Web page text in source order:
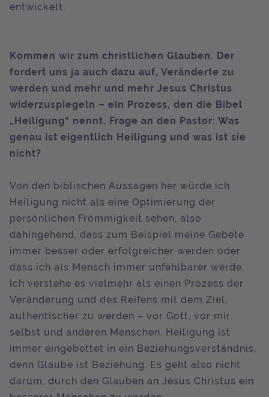
entwickelt.
Kommen wir zum christlichen Glauben. Der
fordert uns ja auch dazu auf, Veränderte zu
werden und mehr und mehr Jesus Christus
widerzuspiegeln – ein Prozess, den die Bibel
„Heiligung“ nennt. Frage an den Pastor: Was
genau ist eigentlich Heiligung und was ist sie
nicht?
Von den biblischen Aussagen her würde ich
Heiligung nicht als eine Optimierung der
persönlichen Frömmigkeit sehen, also
dahingehend, dass zum Beispiel meine Gebete
immer besser oder erfolgreicher werden oder
dass ich als Mensch immer unfehlbarer werde.
Ich verstehe es vielmehr als einen Prozess der
Veränderung und des Reifens mit dem Ziel,
authentischer zu werden – vor Gott, vor mir
selbst und anderen Menschen. Heiligung ist
immer eingebettet in ein Beziehungsverständnis,
denn Glaube ist Beziehung. Es geht also nicht
darum, durch den Glauben an Jesus Christus ein